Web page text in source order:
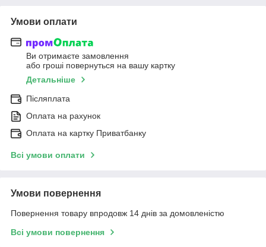
Умови оплати
Ви отримаєте замовлення
або гроші повернуться на вашу картку
Детальніше
Післяплата
Оплата на рахунок
Оплата на картку Приватбанку
Всі умови оплати
Умови повернення
Повернення товару впродовж 14 днів за домовленістю
Всі умови повернення